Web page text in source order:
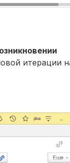
итерации